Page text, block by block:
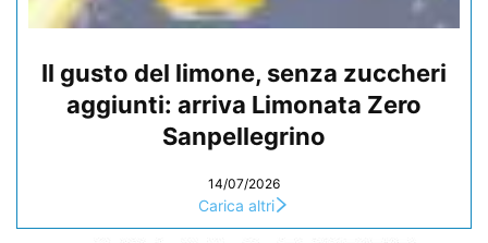
Il gusto del limone, senza zuccheri
aggiunti: arriva Limonata Zero
Sanpellegrino
14/07/2026
Carica altri